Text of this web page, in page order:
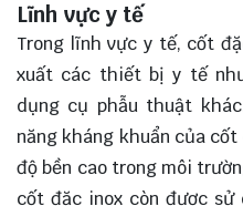
Lĩnh vực y tế
Trong lĩnh vực y tế, cốt
xuất các thiết bị y tế
dụng cụ phẫu thuật
năng kháng khuẩn của
độ bền cao trong môi
cốt đặc inox còn được